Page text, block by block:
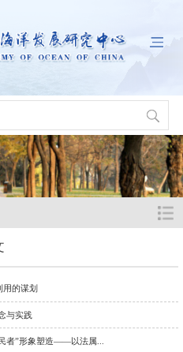
用的谋划
与实践
者”形象塑造——以法属...